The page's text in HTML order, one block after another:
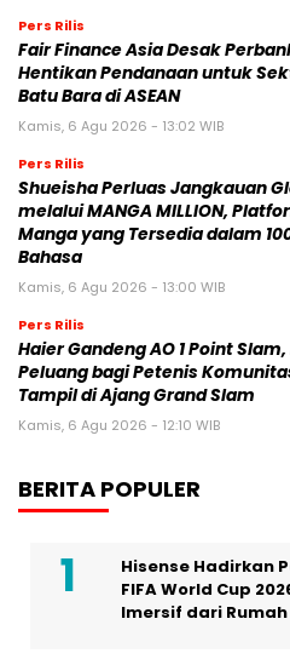
Pers Rilis
Fair Finance Asia Desak
Hentikan Pendanaan untuk
Batu Bara di ASEAN
Kamis, 6 Agu 2026 - 13:02 WIB
Pers Rilis
Shueisha Perluas Jangkauan
melalui MANGA MILLION,
Manga yang Tersedia dalam
Bahasa
Kamis, 6 Agu 2026 - 13:00 WIB
Pers Rilis
Haier Gandeng AO 1 Point
Peluang bagi Petenis
Tampil di Ajang Grand Slam
Kamis, 6 Agu 2026 - 12:10 WIB
BERITA POPULER
Hisense Hadirkan
FIFA World Cup
Imersif dari Rumah